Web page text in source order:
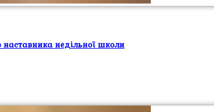
недільної школи